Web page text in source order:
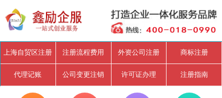
上海自贸区注册 注册流程费用 外资公司注册 商标注册
代理记账 公司变更注销 许可证办理 注册指南